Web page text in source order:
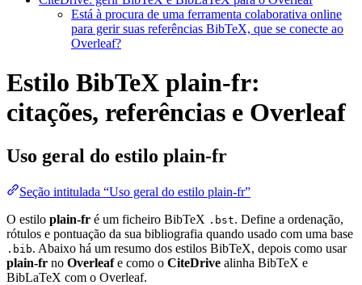
Está à procura de uma ferramenta colaborativa online
para gerir suas referências BibTeX, que se conecte ao
Overleaf?
Estilo BibTeX plain-fr:
citações, referências e Overleaf
Uso geral do estilo plain-fr
Seção intitulada “Uso geral do estilo plain-fr”
O estilo plain-fr é um ficheiro BibTeX .bst. Define a ordenação,
rótulos e pontuação da sua bibliografia quando usado com uma base
.bib. Abaixo há um resumo dos estilos BibTeX, depois como usar
plain-fr no Overleafe como o CiteDrive alinha BibTeX e
BibLaTeX com o Overleaf.